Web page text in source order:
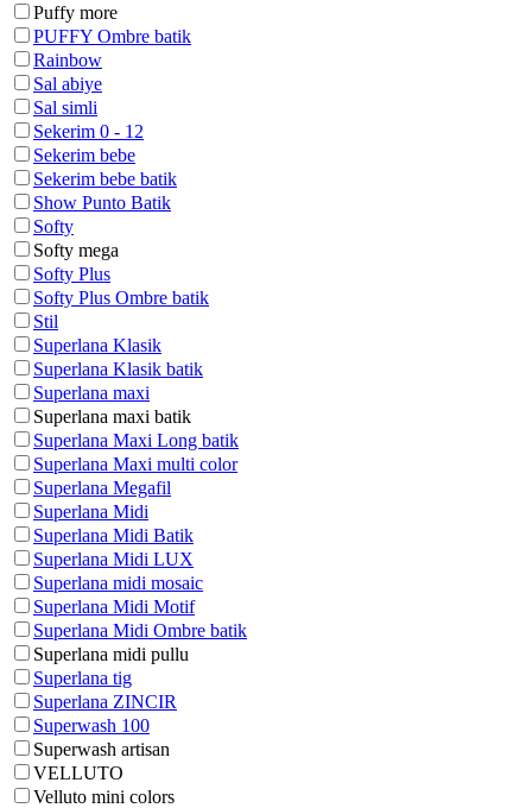
Puffy more
PUFFY Ombre batik
Rainbow
Sal abiye
Sal simli
Sekerim 0 - 12
Sekerim bebe
Sekerim bebe batik
Show Punto Batik
Softy
Softy mega
Softy Plus
Softy Plus Ombre batik
Stil
Superlana Klasik
Superlana Klasik batik
Superlana maxi
Superlana maxi batik
Superlana Maxi Long batik
Superlana Maxi multi color
Superlana Megafil
Superlana Midi
Superlana Midi Batik
Superlana Midi LUX
Superlana midi mosaic
Superlana Midi Motif
Superlana Midi Ombre batik
Superlana midi pullu
Superlana tig
Superlana ZINCIR
Superwash 100
Superwash artisan
VELLUTO
Velluto mini colors